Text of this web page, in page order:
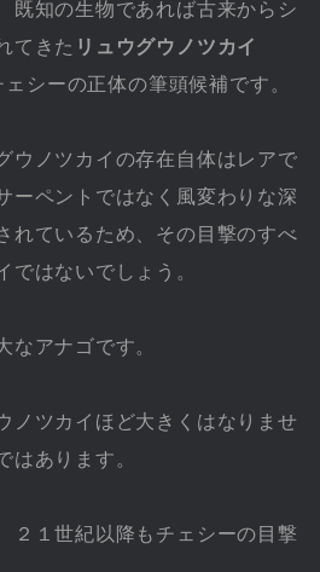
既知の生物であれば古来からシ
てきた リュウグウノツカイ
ェシーの正体の筆頭候補です。
ウノツカイの存在自体はレアで
ーペントではなく風変わりな深
れているため、その目撃のすべ
ではないでしょう。
なアナゴです。
ノツカイほど大きくはなりませ
はあります。
２１世紀以降もチェシーの目撃